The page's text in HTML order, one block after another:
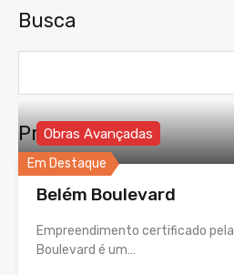
Busca
Propriedades
Em Destaque
Obras Avançadas
Belém Boulevard
Empreendimento certificado pela
Boulevard é um…